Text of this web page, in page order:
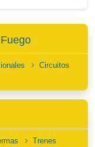
Circuitos
Trenes